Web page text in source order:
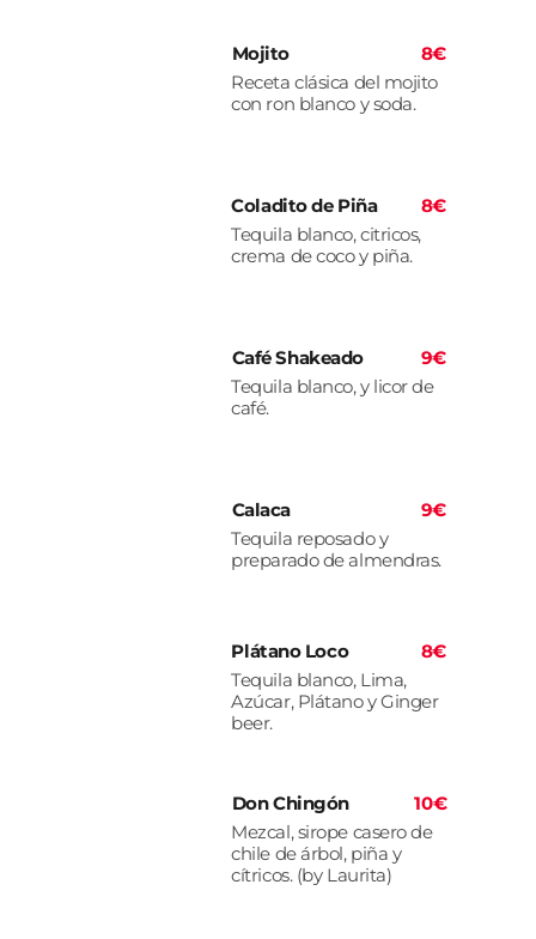
Mojito
8€
Receta clásica del mojito
con ron blanco y soda.
Coladito de Piña
8€
Tequila blanco, citricos,
crema de coco y piña.
Café Shakeado
9€
Tequila blanco, y licor de
café.
Calaca
9€
Tequila reposado y
preparado de almendras.
Plátano Loco
8€
Tequila blanco, Lima,
Azúcar, Plátano y Ginger
beer.
Don Chingón
10€
Mezcal, sirope casero de
chile de árbol, piña y
cítricos. (by Laurita)